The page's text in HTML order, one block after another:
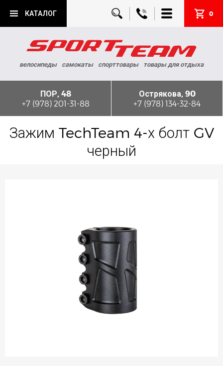
КАТАЛОГ 0
велосипеды самокаты спорттовары товары для отдыха
ПОР, 48
+7 (978) 201-31-88
Острякова, 90
+7 (978) 134-32-84
Зажим TechTeam 4-х болт GV
черный